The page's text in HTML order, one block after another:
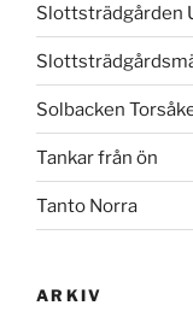
Slottsträdgården
Solbacken
Tankar från ön
Tanto Norra
ARKIV